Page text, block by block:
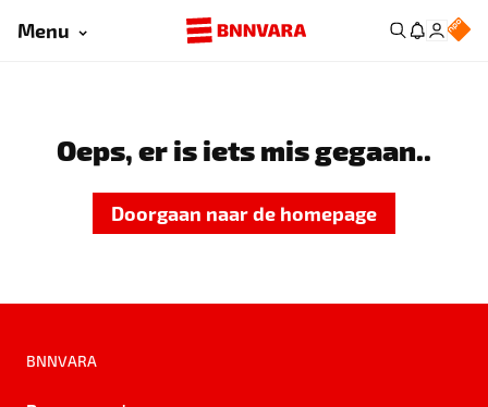
Menu
Oeps, er is iets mis gegaan..
Doorgaan naar de homepage
BNNVARA